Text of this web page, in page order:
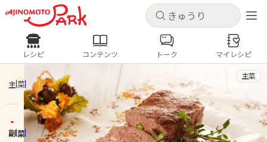
キャンセル
ログインするとレシピを保存できます
ログイン 新規登録
ホーム
キャンセル
レシピ コンテンツ
人気の食材・レシピ
きゅうり なす トマト
とうもろこし
レシピ コンテンツ トーク マイレシピ
主菜
副菜
主菜